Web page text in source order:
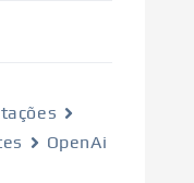
OpenAi